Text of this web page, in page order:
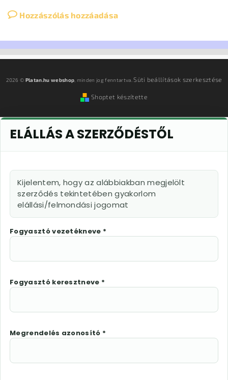
Hozzászólás hozzáadása
2026 © Platan.hu webshop , minden jog fenntartva.Süti beállítások szerkesztése
Shoptet készítette
ELÁLLÁS A SZERZŐDÉSTŐL
Kijelentem, hogy az alábbiakban megjelölt
szerződés tekintetében gyakorlom
elállási/felmondási jogomat
Fogyasztó vezetékneve *
Fogyasztó keresztneve *
Megrendelés azonosító *